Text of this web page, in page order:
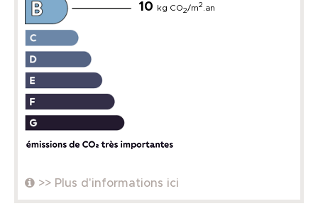
10 kg CO2/m2 .an
>> Plus d'informations ici